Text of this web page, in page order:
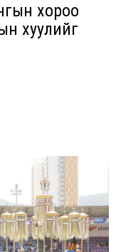
хороо
хуулийг